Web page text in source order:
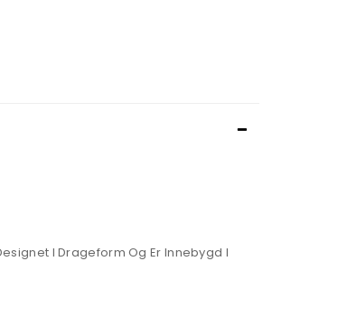
I Drageform Og Er Innebygd I